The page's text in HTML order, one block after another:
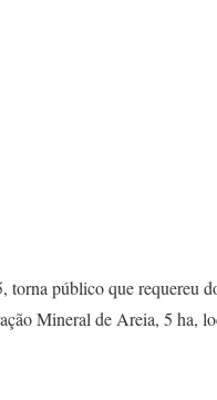
público que requereu
Mineral de Areia, 5 ha,